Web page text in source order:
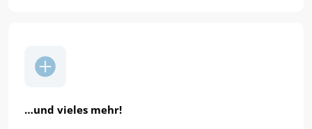
…und vieles mehr!